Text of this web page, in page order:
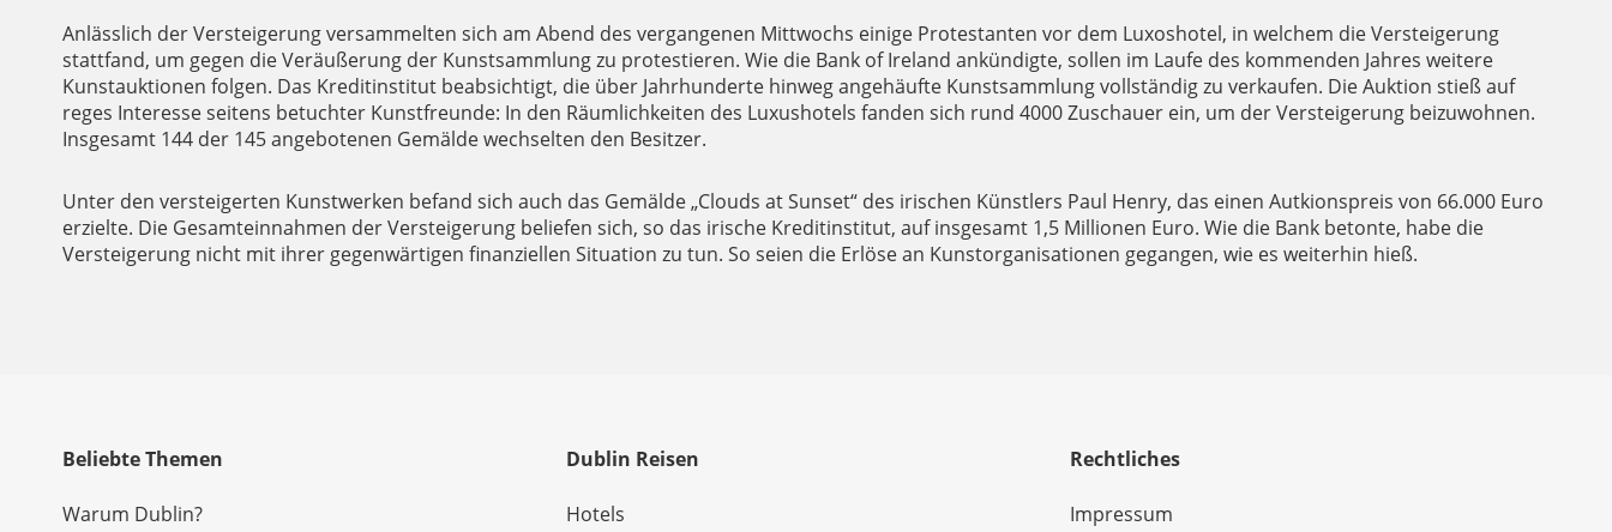
Anlässlich der Versteigerung versammelten sich am Abend des vergangenen Mittwochs einige Protestanten vor dem Luxoshotel, in welchem die Versteigerung
stattfand, um gegen die Veräußerung der Kunstsammlung zu protestieren. Wie die Bank of Ireland ankündigte, sollen im Laufe des kommenden Jahres weitere
Kunstauktionen folgen. Das Kreditinstitut beabsichtigt, die über Jahrhunderte hinweg angehäufte Kunstsammlung vollständig zu verkaufen. Die Auktion stieß auf
reges Interesse seitens betuchter Kunstfreunde: In den Räumlichkeiten des Luxushotels fanden sich rund 4000 Zuschauer ein, um der Versteigerung beizuwohnen.
Insgesamt 144 der 145 angebotenen Gemälde wechselten den Besitzer.
Unter den versteigerten Kunstwerken befand sich auch das Gemälde „Clouds at Sunset“ des irischen Künstlers Paul Henry, das einen Autkionspreis von 66.000 Euro
erzielte. Die Gesamteinnahmen der Versteigerung beliefen sich, so das irische Kreditinstitut, auf insgesamt 1,5 Millionen Euro. Wie die Bank betonte, habe die
Versteigerung nicht mit ihrer gegenwärtigen finanziellen Situation zu tun. So seien die Erlöse an Kunstorganisationen gegangen, wie es weiterhin hieß.
Beliebte Themen
Warum Dublin?
Dublin Reisen
Hotels
Rechtliches
Impressum